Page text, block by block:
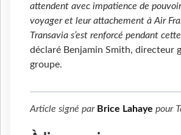
attendent avec impatience de
voyager et leur attachement à Air
Transavia s’est renforcé pendant
déclaré Benjamin Smith, directeur
groupe.
Article signé par Brice Lahaye pour